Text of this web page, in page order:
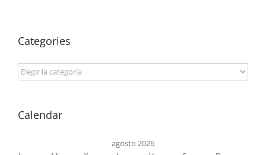
Categories
Categories
Calendar
agosto 2026